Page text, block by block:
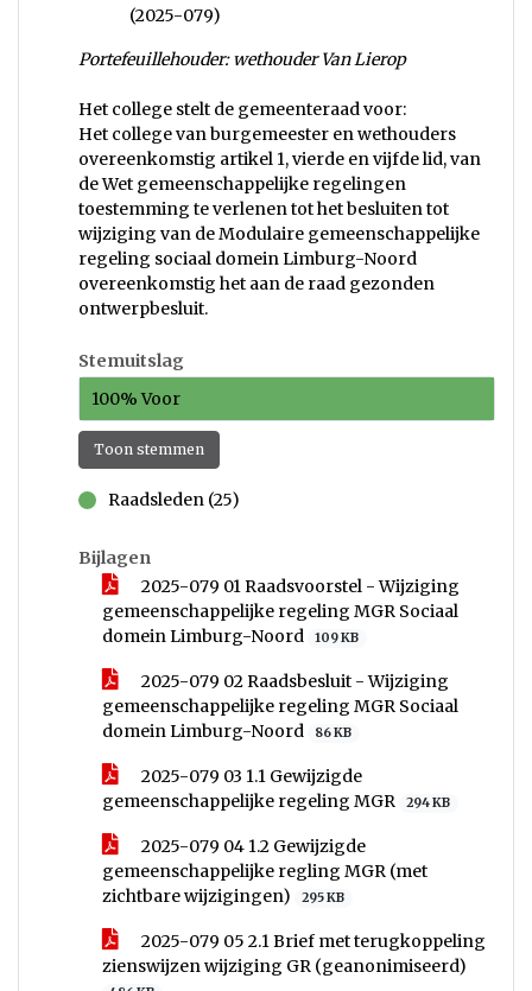
(2025-079)
Portefeuillehouder: wethouder Van Lierop
Het college stelt de gemeenteraad voor:
Het college van burgemeester en wethouders
overeenkomstig artikel 1, vierde en vijfde lid, van
de Wet gemeenschappelijke regelingen
toestemming te verlenen tot het besluiten tot
wijziging van de Modulaire gemeenschappelijke
regeling sociaal domein Limburg-Noord
overeenkomstig het aan de raad gezonden
ontwerpbesluit.
Stemuitslag
100% Voor
Toon stemmen
Raadsleden (25)
Bijlagen
2025-079 01 Raadsvoorstel - Wijziging
gemeenschappelijke regeling MGR Sociaal
domein Limburg-Noord
109 KB
2025-079 02 Raadsbesluit - Wijziging
gemeenschappelijke regeling MGR Sociaal
domein Limburg-Noord
86 KB
2025-079 03 1.1 Gewijzigde
gemeenschappelijke regeling MGR
294 KB
2025-079 04 1.2 Gewijzigde
gemeenschappelijke regling MGR (met
zichtbare wijzigingen)
295 KB
2025-079 05 2.1 Brief met terugkoppeling
zienswijzen wijziging GR (geanonimiseerd)